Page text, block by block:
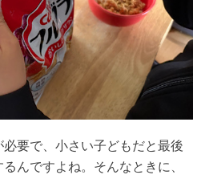
要で、小さい子どもだと最後
んですよね。そんなときに、